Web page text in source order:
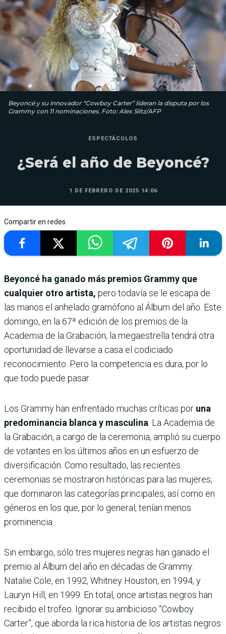
Beyoncé y su innovador “Cowboy Carter” lideran la disputa por los
Grammy con 11 nominaciones. Foto: Alex Slitz/AFP
ESPECTÁCULOS
¿Será el año de Beyoncé?
1 DE FEBRERO DE 2025 14:06
Compartir en redes
Beyoncé ha ganado más premios Grammy que
cualquier otro artista, pero todavía se le escapa de
las manos el anhelado gramófono al Álbum del año. Este
domingo, en la 67ª edición de los premios de la
Academia de la Grabación, la megaestrella tendrá otra
oportunidad de llevarse a casa el codiciado
reconocimiento. Pero la competencia es dura, por lo
que todo puede pasar.
Los Grammy han enfrentado muchas críticas por una
predominancia blanca y masculina . La Academia de
la Grabación, a cargo de la ceremonia, amplió su cuerpo
de votantes en los últimos años en un esfuerzo de
diversificación. Como resultado, las recientes
ceremonias se mostraron históricas para las mujeres,
que dominaron las categorías principales, así como en
géneros en los que, por lo general, tenían menos
prominencia.
Sin embargo, sólo tres mujeres negras han ganado el
premio al Álbum del año en décadas de Grammy:
Natalie Cole, en 1992, Whitney Houston, en 1994, y
Lauryn Hill, en 1999. En total, once artistas negros han
recibido el trofeo. Ignorar su ambicioso “Cowboy
Carter”, que aborda la rica historia de los artistas negros